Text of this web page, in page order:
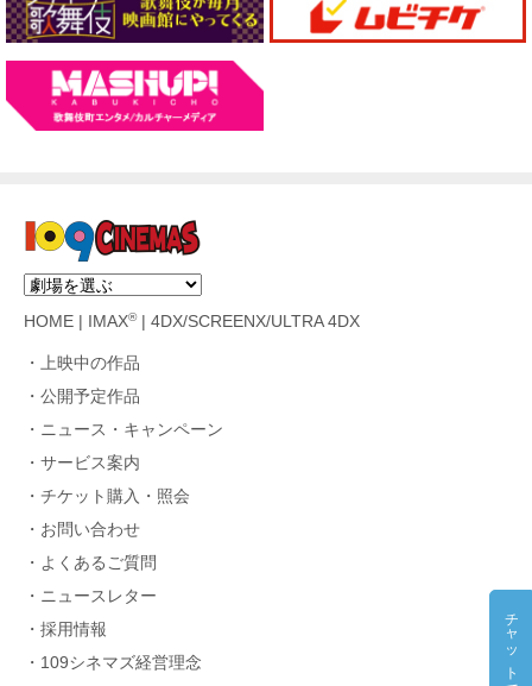
HOME IMAX®| 4DX/SCREENX/ULTRA 4DX
上映中の作品
公開予定作品
ニュース・キャンペーン
サービス案内
チケット購入・照会
お問い合わせ
よくあるご質問
ニュースレター
採用情報
109シネマズ経営理念
チャットで質問